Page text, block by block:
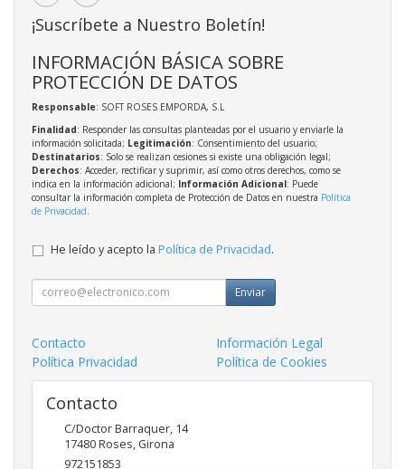
¡Suscríbete a Nuestro Boletín!
INFORMACIÓN BÁSICA SOBRE
PROTECCIÓN DE DATOS
Responsable: SOFT ROSES EMPORDA, S.L
Finalidad: Responder las consultas planteadas por el usuario y enviarle la
información solicitada; Legitimación: Consentimiento del usuario;
Destinatarios: Solo se realizan cesiones si existe una obligación legal;
Derechos: Acceder, rectificar y suprimir, así como otros derechos, como se
indica en la información adicional; Información Adicional: Puede
consultar la información completa de Protección de Datos en nuestra Política
de Privacidad
He leído y acepto la Política de Privacidad.
Enviar
Contacto
Información Legal
Política Privacidad
Política de Cookies
Contacto
C/Doctor Barraquer, 14
17480Roses, Girona
972151853